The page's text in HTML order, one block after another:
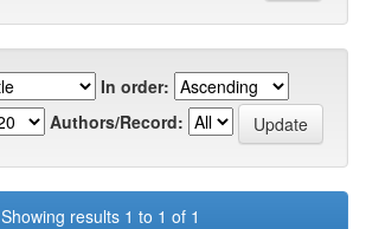
In order:
Authors/Record:
Showing results 1 to 1 of 1